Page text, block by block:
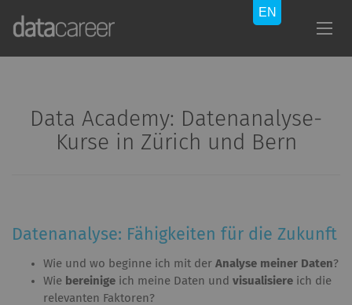
Data Academy: Datenanalyse-
Kurse in Zürich und Bern
Datenanalyse: Fähigkeiten für die Zukunft
Wie und wo beginne ich mit der Analyse meiner Daten?
Wie bereinige ich meine Daten und visualisiere ich die
relevanten Faktoren?